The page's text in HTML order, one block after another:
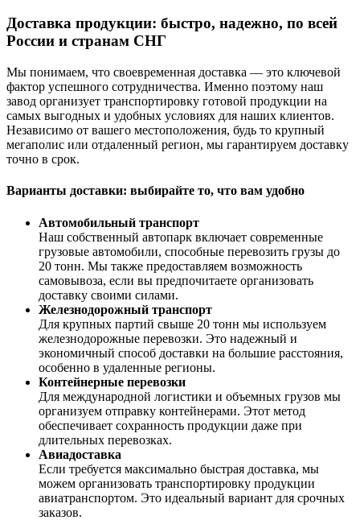
Доставка продукции: быстро, надежно, по всей
России и странам СНГ
Мы понимаем, что своевременная доставка — это ключевой
фактор успешного сотрудничества. Именно поэтому наш
завод организует транспортировку готовой продукции на
самых выгодных и удобных условиях для наших клиентов.
Независимо от вашего местоположения, будь то крупный
мегаполис или отдаленный регион, мы гарантируем доставку
точно в срок.
Варианты доставки: выбирайте то, что вам удобно
Автомобильный транспорт
Наш собственный автопарк включает современные
грузовые автомобили, способные перевозить грузы до
20 тонн. Мы также предоставляем возможность
самовывоза, если вы предпочитаете организовать
доставку своими силами.
Железнодорожный транспорт
Для крупных партий свыше 20 тонн мы используем
железнодорожные перевозки. Это надежный и
экономичный способ доставки на большие расстояния,
особенно в удаленные регионы.
Контейнерные перевозки
Для международной логистики и объемных грузов мы
организуем отправку контейнерами. Этот метод
обеспечивает сохранность продукции даже при
длительных перевозках.
Авиадоставка
Если требуется максимально быстрая доставка, мы
можем организовать транспортировку продукции
авиатранспортом. Это идеальный вариант для срочных
заказов.